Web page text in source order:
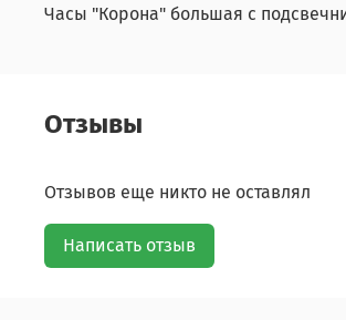
Часы "Корона" большая с
Отзывы
Отзывов еще никто не оставлял
Написать отзыв